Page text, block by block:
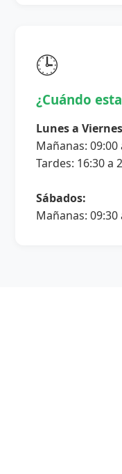
🕒
¿Cuándo
Lunes a
Mañanas: 09:00
Tardes: 16:30 a
Sábados:
Mañanas: 09:30